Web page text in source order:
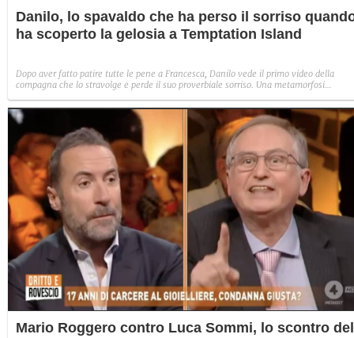
Danilo, lo spavaldo che ha perso il sorriso
ha scoperto la gelosia a Temptation Island
Dopo aver fatto patire tutte le pene a Francesca, Danilo vede il primo video della
compagna che lo stravolge e perde il suo proverbiale sorriso. Una metamorfosi
Mario Roggero contro Luca Sommi, lo scontro del